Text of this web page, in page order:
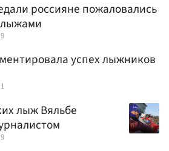
россияне пожаловались
успех лыжников
лыж Вяльбе